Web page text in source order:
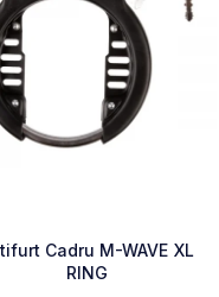
Cadru M-WAVE XL
RING